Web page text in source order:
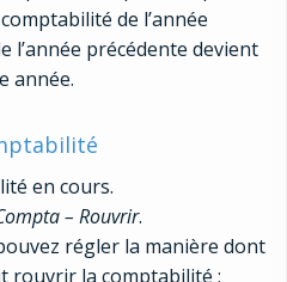
de l’année
l’année précédente devient
année.
en cours.
– Rouvrir.
régler la manière dont
rouvrir la comptabilité :